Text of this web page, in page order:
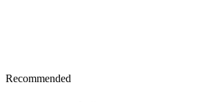
Recommended